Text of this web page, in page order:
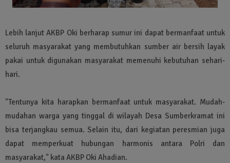
Lebih lanjut AKBP Oki berharap sumur ini dapat bermanfaat untuk
seluruh masyarakat yang membutuhkan sumber air bersih layak
pakai untuk digunakan masyarakat memenuhi kebutuhan sehari-
hari.
"Tentunya kita harapkan bermanfaat untuk masyarakat. Mudah-
mudahan warga yang tinggal di wilayah Desa Sumberkramat ini
bisa terjangkau semua. Selain itu, dari kegiatan peresmian juga
dapat memperkuat hubungan harmonis antara Polri dan
masyarakat," kata AKBP Oki Ahadian.